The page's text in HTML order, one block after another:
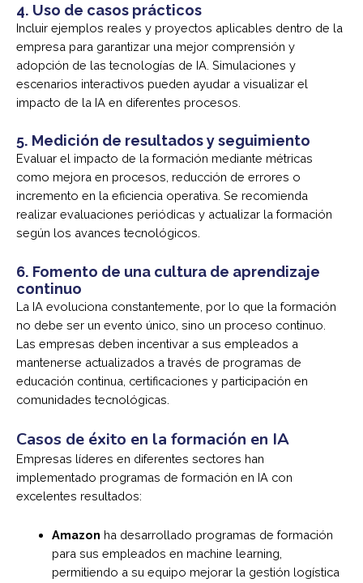
4. Uso de casos prácticos
Incluir ejemplos reales y proyectos aplicables dentro de la
empresa para garantizar una mejor comprensión y
adopción de las tecnologías de IA. Simulaciones y
escenarios interactivos pueden ayudar a visualizar el
impacto de la IA en diferentes procesos.
5. Medición de resultados y seguimiento
Evaluar el impacto de la formación mediante métricas
como mejora en procesos, reducción de errores o
incremento en la eficiencia operativa. Se recomienda
realizar evaluaciones periódicas y actualizar la formación
según los avances tecnológicos.
6. Fomento de una cultura de aprendizaje
continuo
La IA evoluciona constantemente, por lo que la formación
no debe ser un evento único, sino un proceso continuo.
Las empresas deben incentivar a sus empleados a
mantenerse actualizados a través de programas de
educación continua, certificaciones y participación en
comunidades tecnológicas.
Casos de éxito en la formación en IA
Empresas líderes en diferentes sectores han
implementado programas de formación en IA con
excelentes resultados:
Amazon ha desarrollado programas de formación
para sus empleados en machine learning,
permitiendo a su equipo mejorar la gestión logística